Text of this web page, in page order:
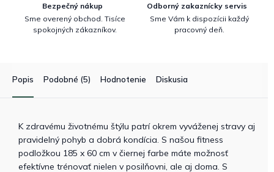
Bezpečný nákup
Sme overený obchod. Tisíce
spokojných zákazníkov.
Odborný zakaznícky servis
Sme Vám k dispozícii každý
pracovný deň.
Popis Podobné (5) Hodnotenie Diskusia
K zdravému životnému štýlu patrí okrem vyváženej stravy aj
pravidelný pohyb a dobrá kondícia. S našou fitness
podložkou 185 x 60 cm v čiernej farbe máte možnosť
efektívne trénovať nielen v posilňovni, ale aj doma. S